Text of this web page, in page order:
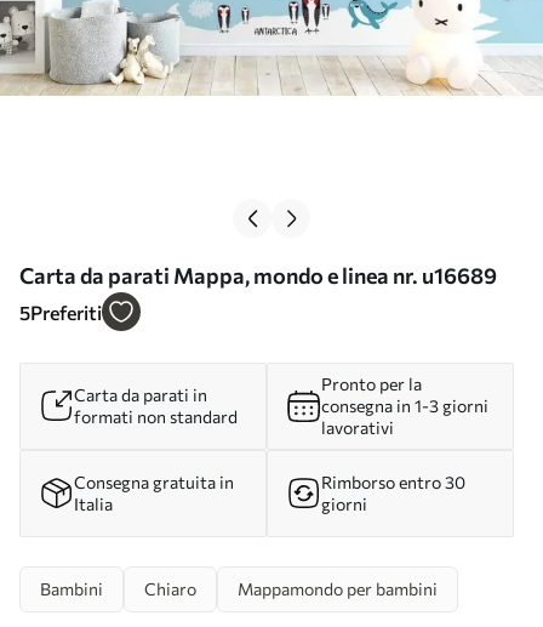
Carta da parati Mappa, mondo e linea nr. u16689
5Preferiti
Carta da parati in
formati non standard
Pronto per la
consegna in 1-3 giorni
lavorativi
Consegna gratuita in
Italia
Rimborso entro 30
giorni
Bambini Chiaro Mappamondo per bambini